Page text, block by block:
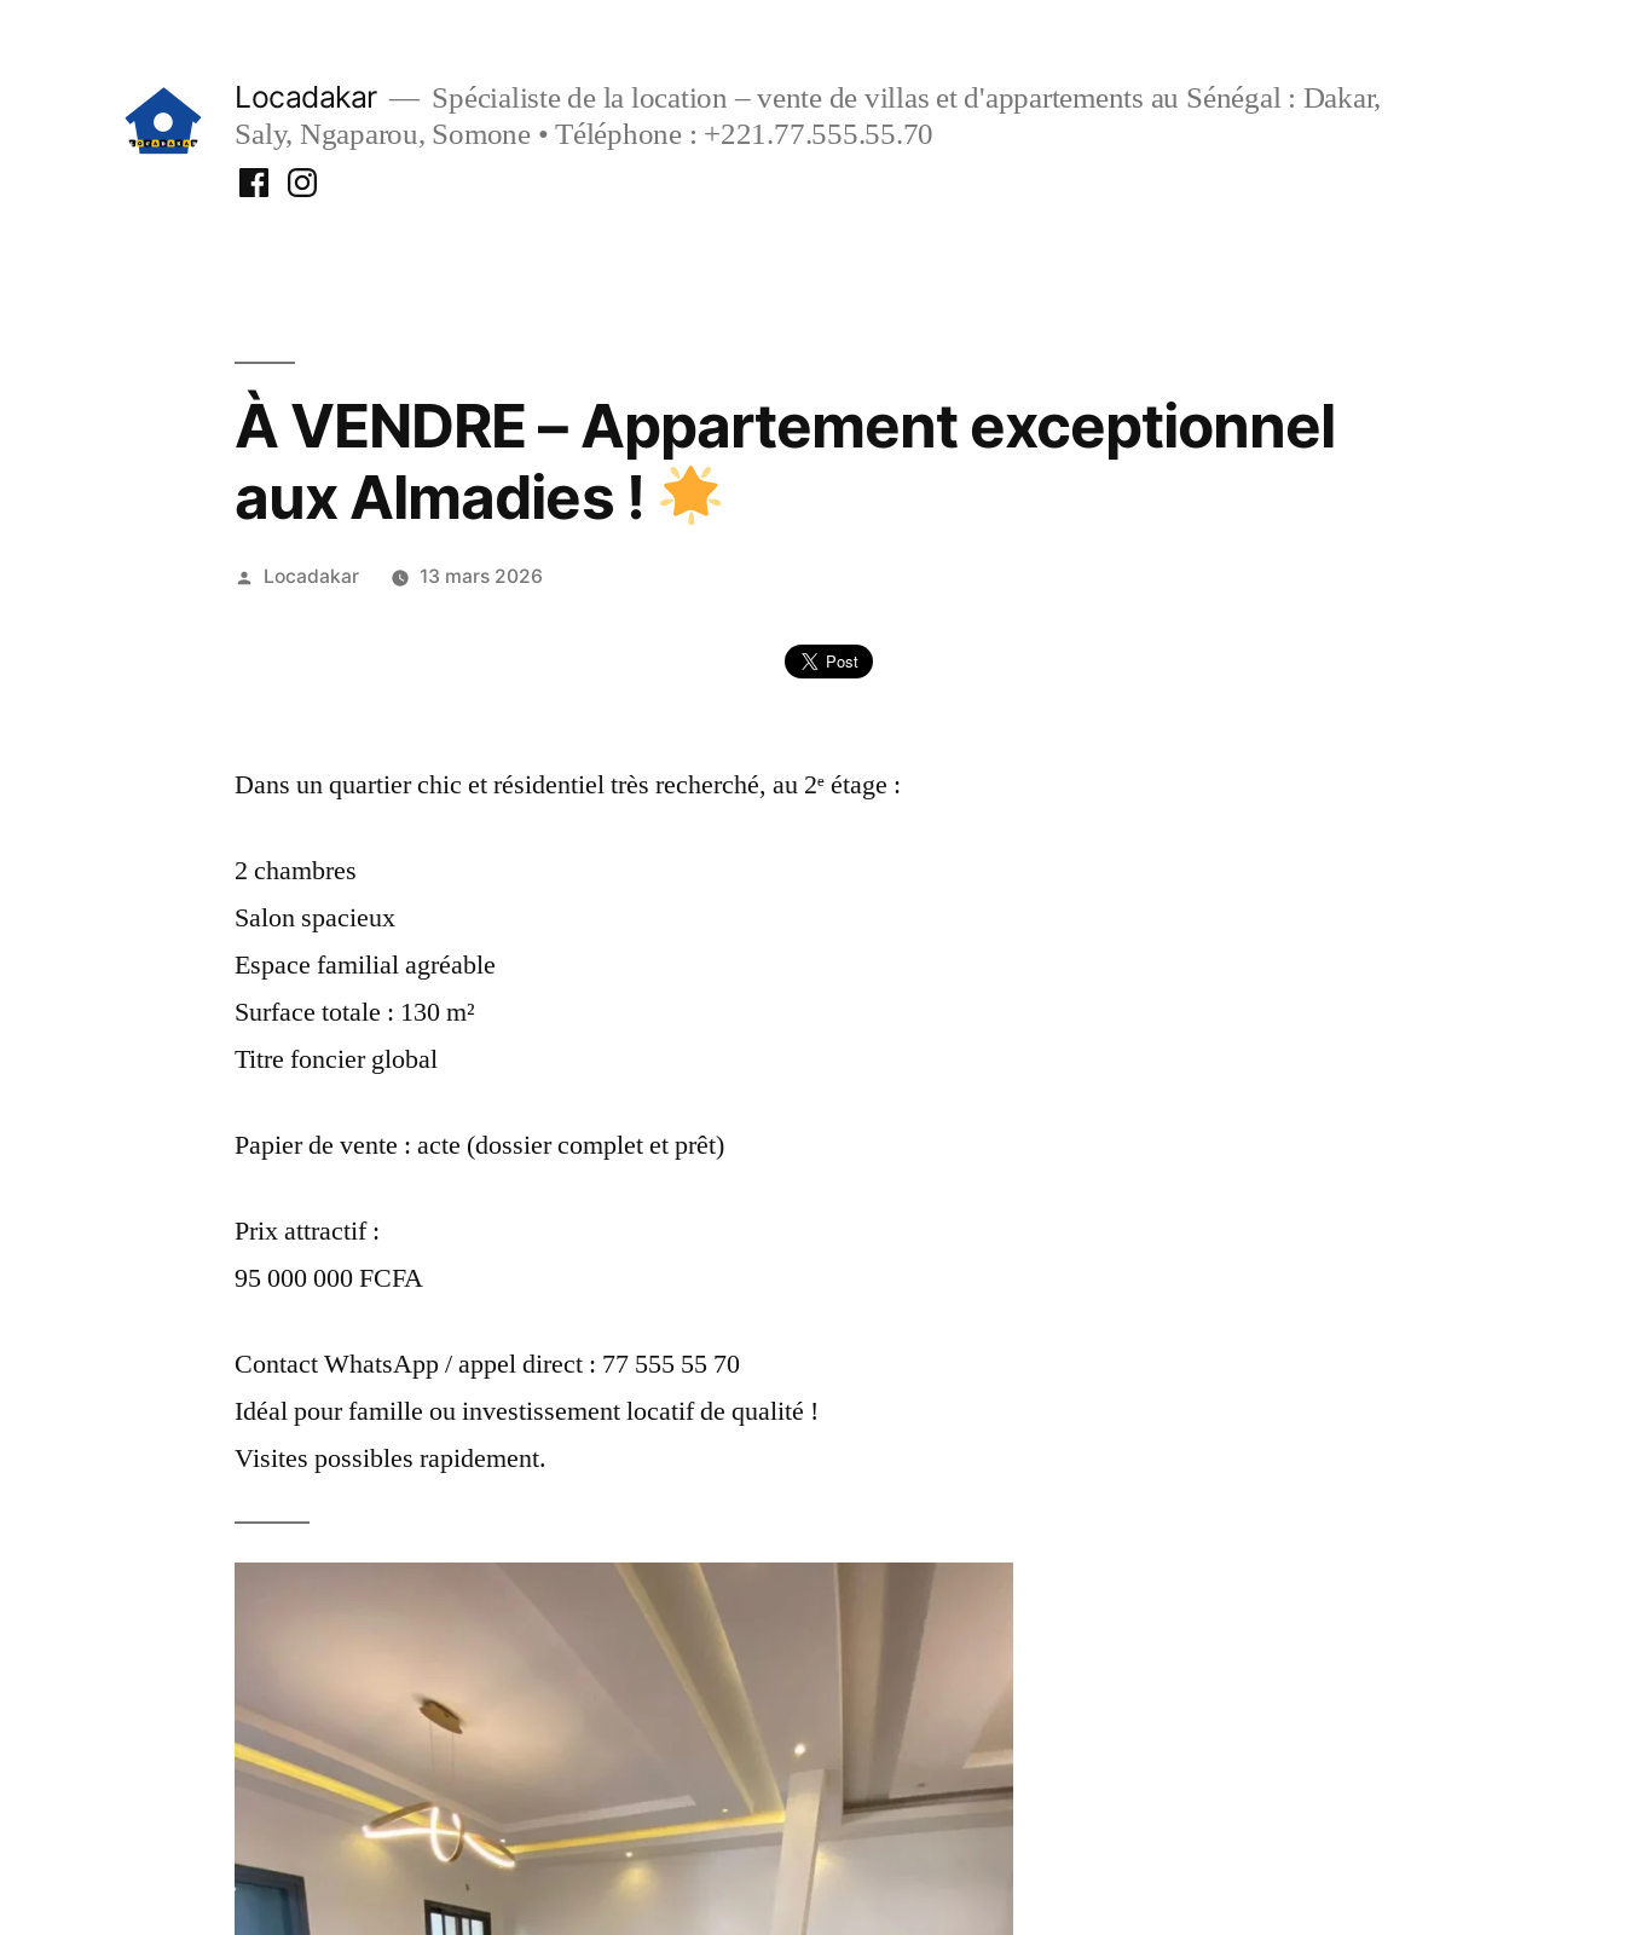
Locadakar
Spécialiste de la location – vente de villas et d'appartements au Sénégal : Dakar,
Saly, Ngaparou, Somone • Téléphone : +221.77.555.55.70
FacebookInstagram
À VENDRE – Appartement exceptionnel
aux Almadies !
Publié
Locadakar 13 mars 2026
Dans un quartier chic et résidentiel très recherché, au 2ᵉ étage :
2 chambres
Salon spacieux
Espace familial agréable
Surface totale : 130 m²
Titre foncier global
Papier de vente : acte (dossier complet et prêt)
Prix attractif :
95 000 000 FCFA
Contact WhatsApp / appel direct : 77 555 55 70
Idéal pour famille ou investissement locatif de qualité !
Visites possibles rapidement.